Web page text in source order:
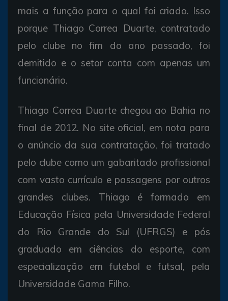
mais a função para o qual foi criado. Isso
porque Thiago Correa Duarte, contratado
pelo clube no fim do ano passado, foi
demitido e o setor conta com apenas um
funcionário.
Thiago Correa Duarte chegou ao Bahia no
final de 2012. No site oficial, em nota para
o anúncio da sua contratação, foi tratado
pelo clube como um gabaritado profissional
com vasto currículo e passagens por outros
grandes clubes. Thiago é formado em
Educação Física pela Universidade Federal
do Rio Grande do Sul (UFRGS) e pós
graduado em ciências do esporte, com
especialização em futebol e futsal, pela
Universidade Gama Filho.